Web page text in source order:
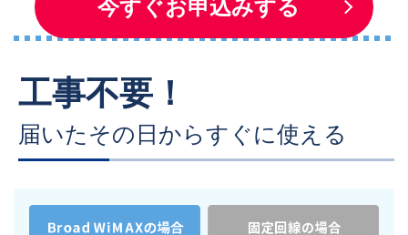
工事不要！
届いたその日からすぐに使える
今すぐお申込みする